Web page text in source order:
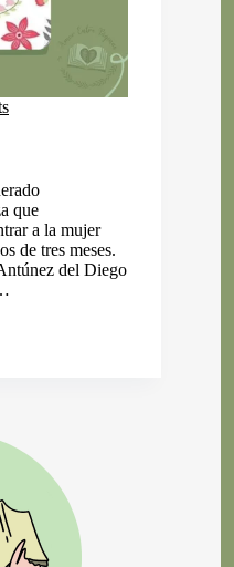
que
a la mujer
de tres meses.
del Diego